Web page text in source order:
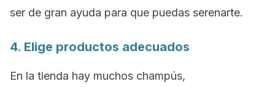
ser de gran ayuda para que puedas serenarte.
4. Elige productos adecuados
En la tienda hay muchos champús,